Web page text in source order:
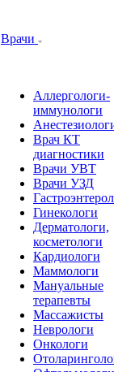
Врачи
Аллергологи-
иммунологи
Врач КТ
диагностики
Врачи УВТ
Врачи УЗД
Гинекологи
Дерматологи,
косметологи
Кардиологи
Маммологи
Мануальные
терапевты
Массажисты
Неврологи
Онкологи